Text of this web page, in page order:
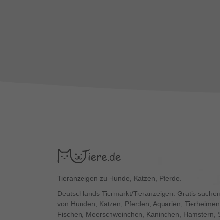
Tieranzeigen zu Hunde, Katzen, Pferde.
Deutschlands Tiermarkt/Tieranzeigen. Gratis
von Hunden, Katzen, Pferden, Aquarien,
Fischen, Meerschweinchen, Kaninchen, Hamstern,